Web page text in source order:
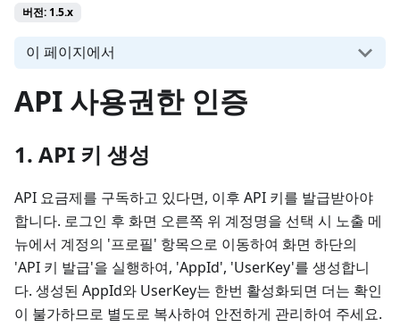
버전: 1.5.x
이 페이지에서
API 사용권한 인증
1. API 키 생성
API 요금제를 구독하고 있다면, 이후 API 키를 발급받아야
합니다. 로그인 후 화면 오른쪽 위 계정명을 선택 시 노출 메
뉴에서 계정의 '프로필' 항목으로 이동하여 화면 하단의
'API 키 발급'을 실행하여, 'AppId', 'UserKey'를 생성합니
다. 생성된 AppId와 UserKey는 한번 활성화되면 더는 확인
이 불가하므로 별도로 복사하여 안전하게 관리하여 주세요.